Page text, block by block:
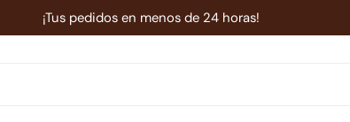
¡Tus pedidos en menos de 24 horas!